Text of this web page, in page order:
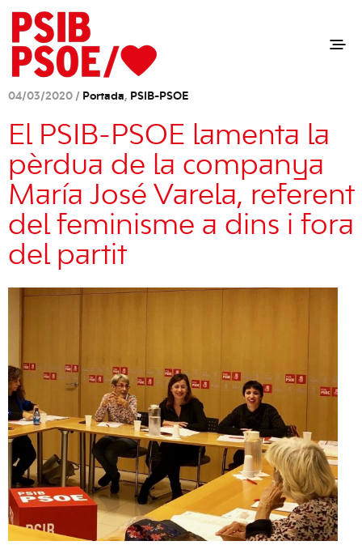
04/03/2020 / Portada, PSIB-PSOE
El PSIB-PSOE lamenta la
pèrdua de la companya
María José Varela, referent
del feminisme a dins i fora
del partit